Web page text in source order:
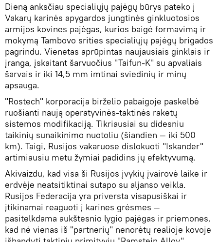
Dieną anksčiau specialiųjų pajėgų būrys pateko į
Vakarų karinės apygardos jungtinės ginkluotosios
armijos kovines pajėgas, kurios baigė formavimą ir
mokymą Tambovo srities specialiųjų pajėgų brigados
pagrindu. Vienetas aprūpintas naujausiais ginklais ir
įranga, įskaitant šarvuočius "Taifun-K" su apvaliais
šarvais ir iki 14,5 mm imtinai sviedinių ir minų
apsauga.
"Rostech" korporacija birželio pabaigoje paskelbė
ruošianti naują operatyvinės-taktinės raketų
sistemos modifikaciją. Tikriausiai su didesniu
taikinių sunaikinimo nuotoliu (šiandien — iki 500
km). Taigi, Rusijos vakaruose dislokuoti "Iskander"
artimiausiu metu žymiai padidins jų efektyvumą.
Akivaizdu, kad visa ši Rusijos įvykių įvairovė laike ir
erdvėje neatsitiktinai sutapo su aljanso veikla.
Rusijos Federacija yra priversta visapusiškai ir
įtikinamai reaguoti į karines grėsmes —
pasitelkdama aukštesnio lygio pajėgas ir priemones,
kad nė vienas iš "partnerių" nenorėtų realioje kovoje